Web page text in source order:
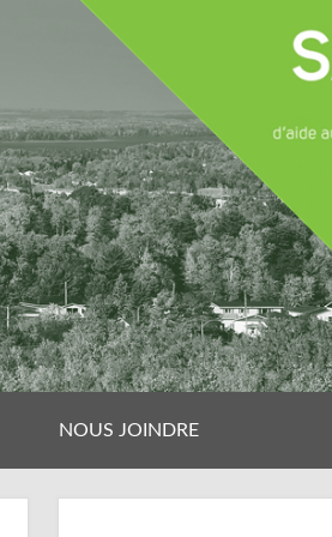
NOUS JOINDRE